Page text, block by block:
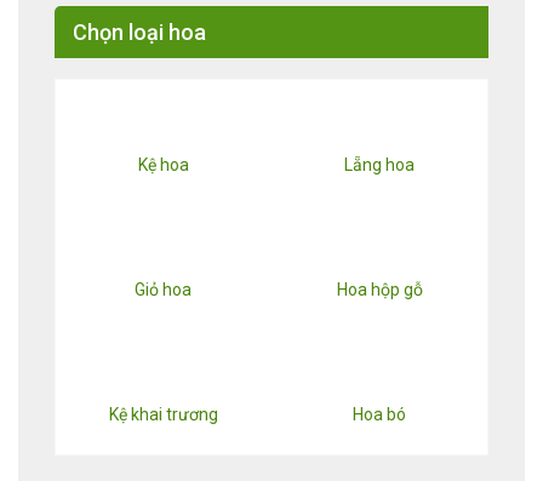
Chọn loại hoa
Kệ hoa Lẵng hoa
Giỏ hoa Hoa hộp gỗ
Kệ khai trương Hoa bó